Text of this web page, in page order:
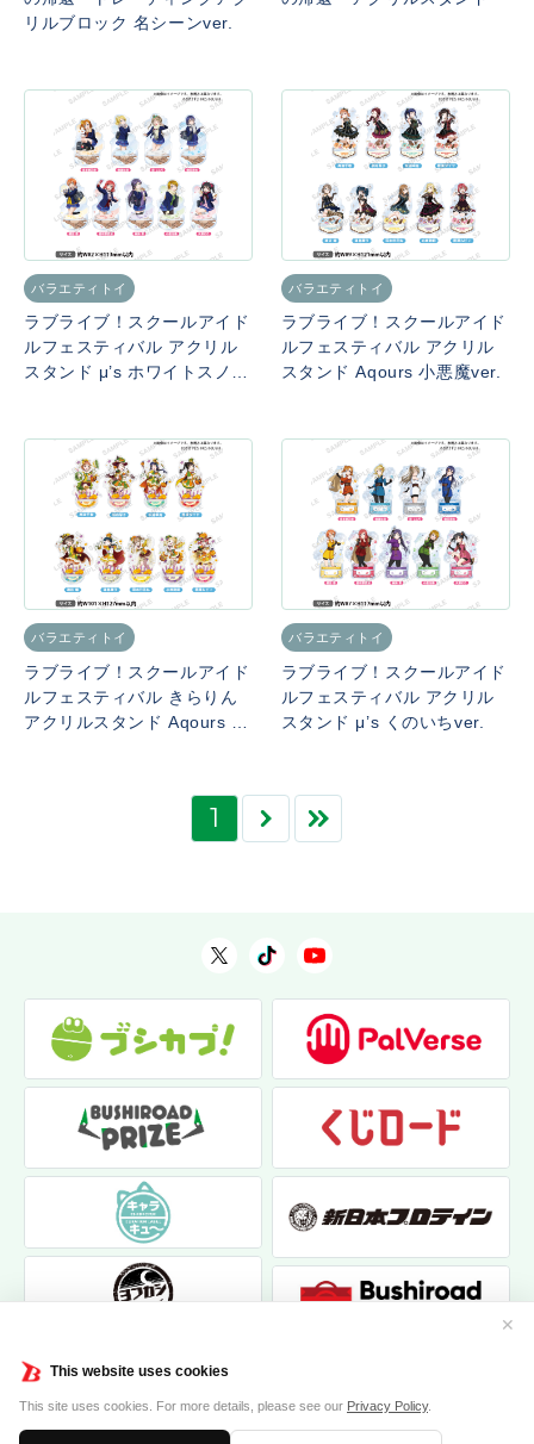
This website uses cookies
This site uses cookies. For more details, please see our Privacy Policy.
✕
リルブロック 名シーンver.
バラエティトイ
ラブライブ！スクールアイド
ルフェスティバル アクリル
スタンド μ’s ホワイトスノー
バラエティトイ
ラブライブ！スクールアイド
ルフェスティバル アクリル
スタンド Aqours 小悪魔ver.
バラエティトイ
ラブライブ！スクールアイド
ルフェスティバル きらりん
アクリルスタンド Aqours 実
バラエティトイ
ラブライブ！スクールアイド
ルフェスティバル アクリル
スタンド μ’s くのいちver.
1